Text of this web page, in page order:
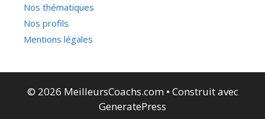
Nos thématiques
Nos profils
Mentions légales
© 2026 MeilleursCoachs.com• Construit avec
GeneratePress